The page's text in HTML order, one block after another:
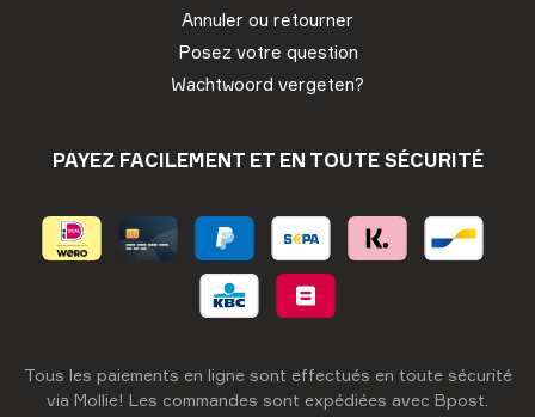
Annuler ou retourner
Posez votre question
Wachtwoord vergeten?
PAYEZ FACILEMENT ET EN TOUTE SÉCURITÉ
Tous les paiements en ligne sont effectués en toute sécurité
via Mollie! Les commandes sont expédiées avec Bpost.